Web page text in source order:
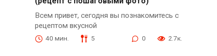
Всем привет, сегодня вы познакомитесь с
рецептом вкусной
40 мин. 5 0 2.7к.